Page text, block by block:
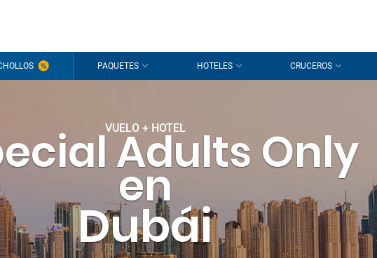
PAQUETES HOTELES CRUCEROS
VUELO + HOTEL
Adults Only
en
Dubái